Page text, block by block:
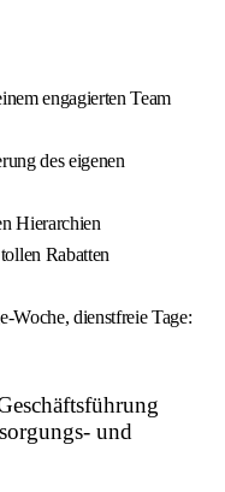
engagierten Team
des eigenen
Hierarchien
Rabatten
Woche, dienstfreie Tage:
und